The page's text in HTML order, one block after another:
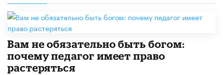
​Вам не обязательно быть богом:
почему педагог имеет право
растеряться